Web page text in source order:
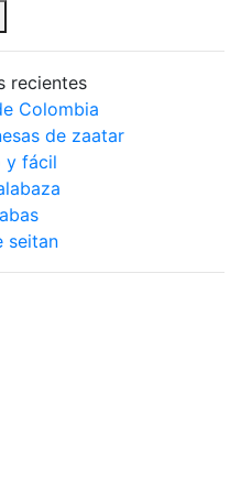
recientes
Colombia
de zaatar
y fácil
seitan